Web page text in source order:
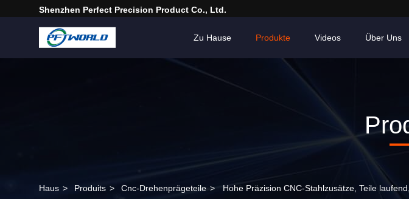
Shenzhen Perfect Precision Product Co., Ltd.
Zu Hause Produkte Videos Über Uns
Haus > Produits > Cnc-Drehenprägeteile > Hohe Präzision CNC-Stahlzusätze, Teile